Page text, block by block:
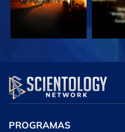
VE
PROGRAMAS